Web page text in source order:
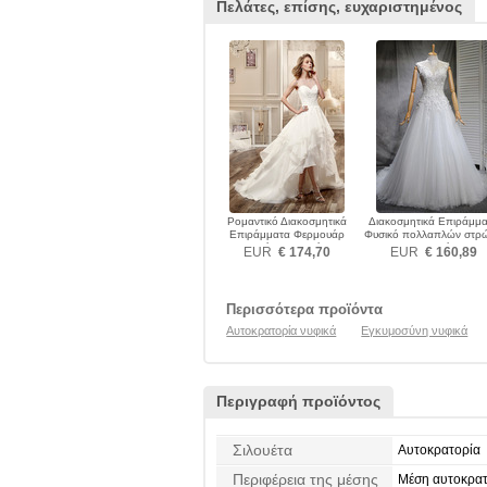
Πελάτες, επίσης, ευχαριστημένος
Ρομαντικό Διακοσμητικά
Επιράμματα Φερμουάρ
επάνω Νυφικά
EUR € 174,70
Διακοσμητικά
Φυσικό πολλαπλών
Νυφικά
EUR € 160,89
Περισσότερα προϊόντα
Αυτοκρατορία νυφικά Εγκυμοσύνη νυφικά
Περιγραφή προϊόντος
Σιλουέτα Αυτοκρατορία
Περιφέρεια της μέσης Μέση